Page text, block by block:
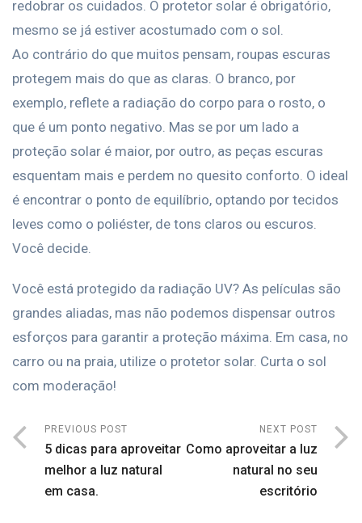
redobrar os cuidados. O protetor solar é obrigatório,
mesmo se já estiver acostumado com o sol.
Ao contrário do que muitos pensam, roupas escuras
protegem mais do que as claras. O branco, por
exemplo, reflete a radiação do corpo para o rosto, o
que é um ponto negativo. Mas se por um lado a
proteção solar é maior, por outro, as peças escuras
esquentam mais e perdem no quesito conforto. O ideal
é encontrar o ponto de equilíbrio, optando por tecidos
leves como o poliéster, de tons claros ou escuros.
Você decide.
Você está protegido da radiação UV? As películas são
grandes aliadas, mas não podemos dispensar outros
esforços para garantir a proteção máxima. Em casa, no
carro ou na praia, utilize o protetor solar. Curta o sol
com moderação!
PREVIOUS POST
5 dicas para aproveitar
melhor a luz natural
em casa.
NEXT POST
Como aproveitar a luz
natural no seu
escritório